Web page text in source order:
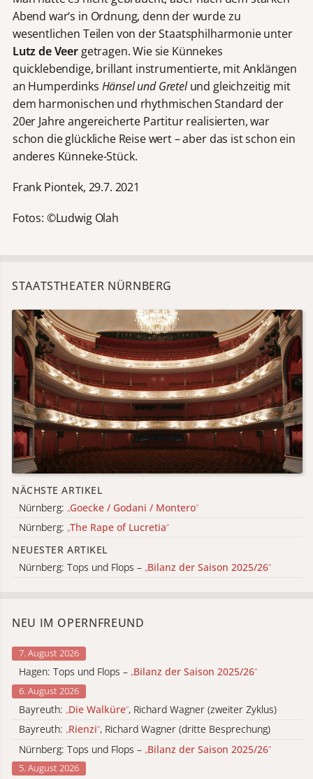
Abend war‘s in Ordnung, denn der wurde zu
wesentlichen Teilen von der Staatsphilharmonie unter
Lutz de Veer getragen. Wie sie Künnekes
quicklebendige, brillant instrumentierte, mit Anklängen
an Humperdinks Hänsel und Gretelund gleichzeitig mit
dem harmonischen und rhythmischen Standard der
20er Jahre angereicherte Partitur realisierten, war
schon die glückliche Reise wert – aber das ist schon ein
anderes Künneke-Stück.
Frank Piontek, 29.7. 2021
Fotos: ©Ludwig Olah
STAATSTHEATER NÜRNBERG
NÄCHSTE ARTIKEL
Nürnberg: „Goecke / Godani / Montero“
Nürnberg: „The Rape of Lucretia“
NEUESTER ARTIKEL
Nürnberg: Tops und Flops – „Bilanz der Saison 2025/26“
NEU IM OPERNFREUND
7. August 2026
Hagen: Tops und Flops – „Bilanz der Saison 2025/26“
6. August 2026
Bayreuth: „Die Walküre“, Richard Wagner (zweiter Zyklus)
Bayreuth: „Rienzi“, Richard Wagner (dritte Besprechung)
Nürnberg: Tops und Flops – „Bilanz der Saison 2025/26“
5. August 2026